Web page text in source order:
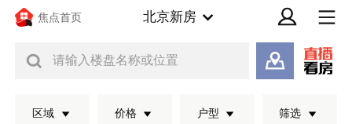
焦点首页 北京新房
请输入楼盘名称或位置
区域 价格 户型 筛选